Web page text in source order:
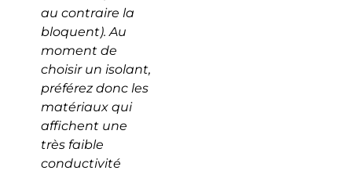
au contraire la
bloquent). Au
moment de
choisir un isolant,
préférez donc les
matériaux qui
affichent une
très faible
conductivité